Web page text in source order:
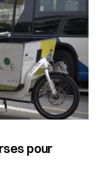
pour